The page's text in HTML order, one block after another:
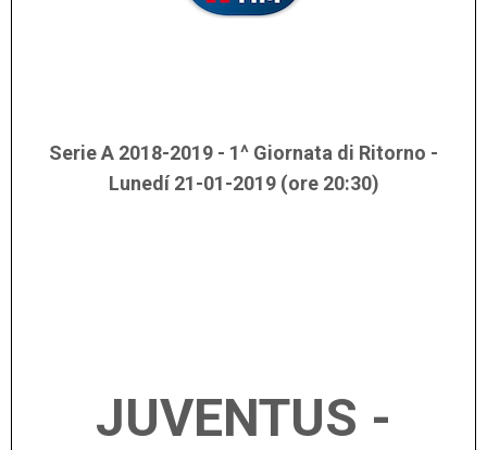
Serie A 2018-2019 - 1^ Giornata di Ritorno -
Lunedí 21-01-2019 (ore 20:30)
JUVENTUS -